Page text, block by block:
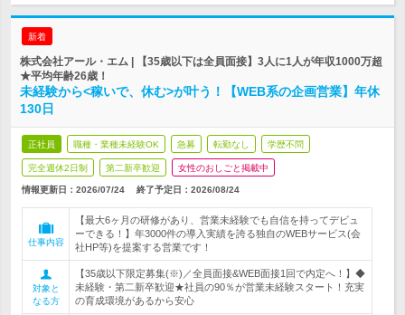
新着
株式会社アール・エム | 【35歳以下は全員面接】3人に1人が年収1000万超
★平均年齢26歳！
未経験から<稼いで、休む>が叶う！【WEB系の企画営業】年休
130日
正社員 職種・業種未経験OK 急募 転勤なし 学歴不問
完全週休2日制 第二新卒歓迎 女性のおしごと掲載中
情報更新日：2026/07/24 終了予定日： 2026/08/24
仕事内容
【最大6ヶ月の研修があり、営業未経験でも自信を持ってデビュ
ーできる！】年3000件の導入実績を誇る独自のWEBサービス(会
社HP等)を提案する営業です！
対象と
なる方
【35歳以下限定募集(※)／全員面接&WEB面接1回で内定へ！】◆
未経験・第二新卒歓迎★社員の90％が営業未経験スタート！充実
の育成環境があるから安心